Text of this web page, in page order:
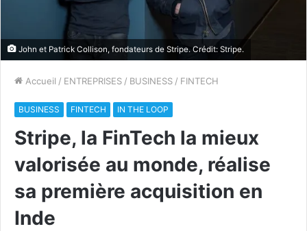
John et Patrick Collison, fondateurs de Stripe. Crédit: Stripe.
Accueil / ENTREPRISES / BUSINESS / FINTECH
BUSINESS FINTECH IN THE LOOP
Stripe, la FinTech la mieux
valorisée au monde, réalise
sa première acquisition en
Inde